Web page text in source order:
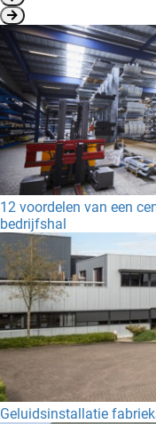
12 voordelen van een
bedrijfshal
Geluidsinstallatie